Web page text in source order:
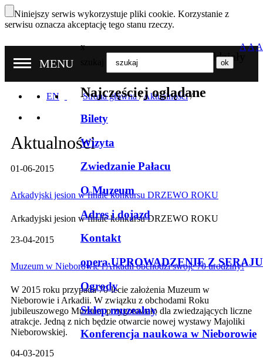
Niniejszy serwis wykorzystuje pliki cookie. Korzystanie z
serwisu oznacza akceptację tego stanu rzeczy.
Nasze oddziały
MENU
x
Najczęściej oglądane
Bilety
Wizyta
Zwiedzanie Pałacu
O Muzeum
Adres i dojazd
Kontakt
opera UPROWADZENIE Z SERAJU
Ogrody
Sklep muzealny
Konferencja naukowa w Nieborowie
AAA
EN Strona główna/Aktualności/
Aktualności
01-06-2015
Arkadyjski jesion w finale konkursu DRZEWO ROKU
Arkadyjski jesion w finale konkursu DRZEWO ROKU
23-04-2015
Muzeum w Nieborowie i Arkadii obchodzi swoje 70 urodziny!
W 2015 roku przypada 70-lecie założenia Muzeum w
Nieborowie i Arkadii. W związku z obchodami Roku
jubileuszowego Muzeum przygotowało dla zwiedzających liczne
atrakcje. Jedną z nich będzie otwarcie nowej wystawy Majoliki
Nieborowskiej.
04-03-2015